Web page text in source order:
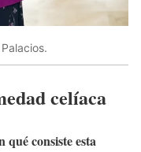
celíaca
consiste esta